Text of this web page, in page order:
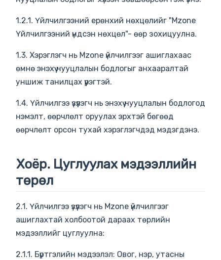
1.2.1. Үйлчилгээний ерөнхий нөхцөлийг "Mzone
Үйлчилгээний үндсэн нөхцөл"- өөр зохицуулна.
1.3. Хэрэглэгч нь Mzone үйлчилгээг ашиглахаас
өмнө энэхүү нууцлалын бодлогыг анхааралтай
уншиж танилцах үүрэгтэй.
1.4. Үйлчилгээ үзүүлэгч нь энэхүү нууцлалын бодлогод
нэмэлт, өөрчлөлт оруулах эрхтэй бөгөөд
өөрчлөлт орсон тухай хэрэглэгчдэд мэдэгдэнэ.
Хоёр. Цуглуулах мэдээллийн
төрөл
2.1. Үйлчилгээ үзүүлэгч нь Mzone үйлчилгээг
ашиглахтай холбоотой дараах төрлийн
мэдээллийг цуглуулна:
2.1.1. Бүртгэлийн мэдээлэл: Овог, нэр, утасны